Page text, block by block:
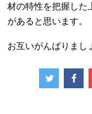
材の特性を把握した
があると思います。
お互いがんばりまし